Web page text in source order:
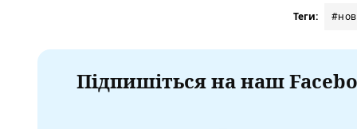
Теги:
Підпишіться на наш